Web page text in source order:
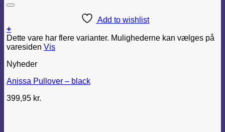
Add to wishlist
+
Dette vare har flere varianter. Mulighederne kan vælges på
varesiden Vis
Nyheder
Anissa Pullover – black
399,95 kr.